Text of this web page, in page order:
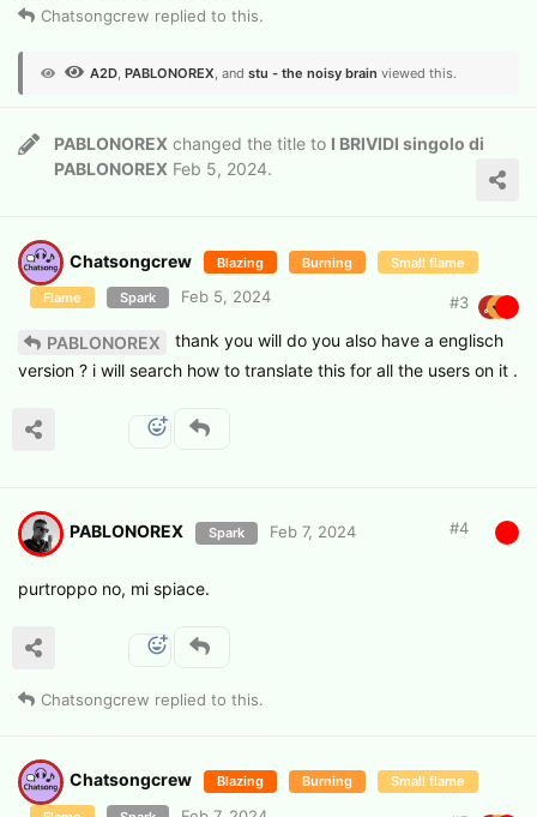
Chatsongcrew replied to this.
A2D PABLONOREX , and stu - the noisy brain viewed this.
PABLONOREX changed the title to I BRIVIDI singolo di
PABLONOREX Feb 5, 2024.
Chatsongcrew Blazing Burning Small flame
Flame Spark Feb 5, 2024 #3
PABLONOREX
thank you will do you also have a englisch
version ? i will search how to translate this for all the users on it .
PABLONOREX Spark Feb 7, 2024 #4
purtroppo no, mi spiace.
Chatsongcrew replied to this.
Chatsongcrew Blazing Burning Small flame